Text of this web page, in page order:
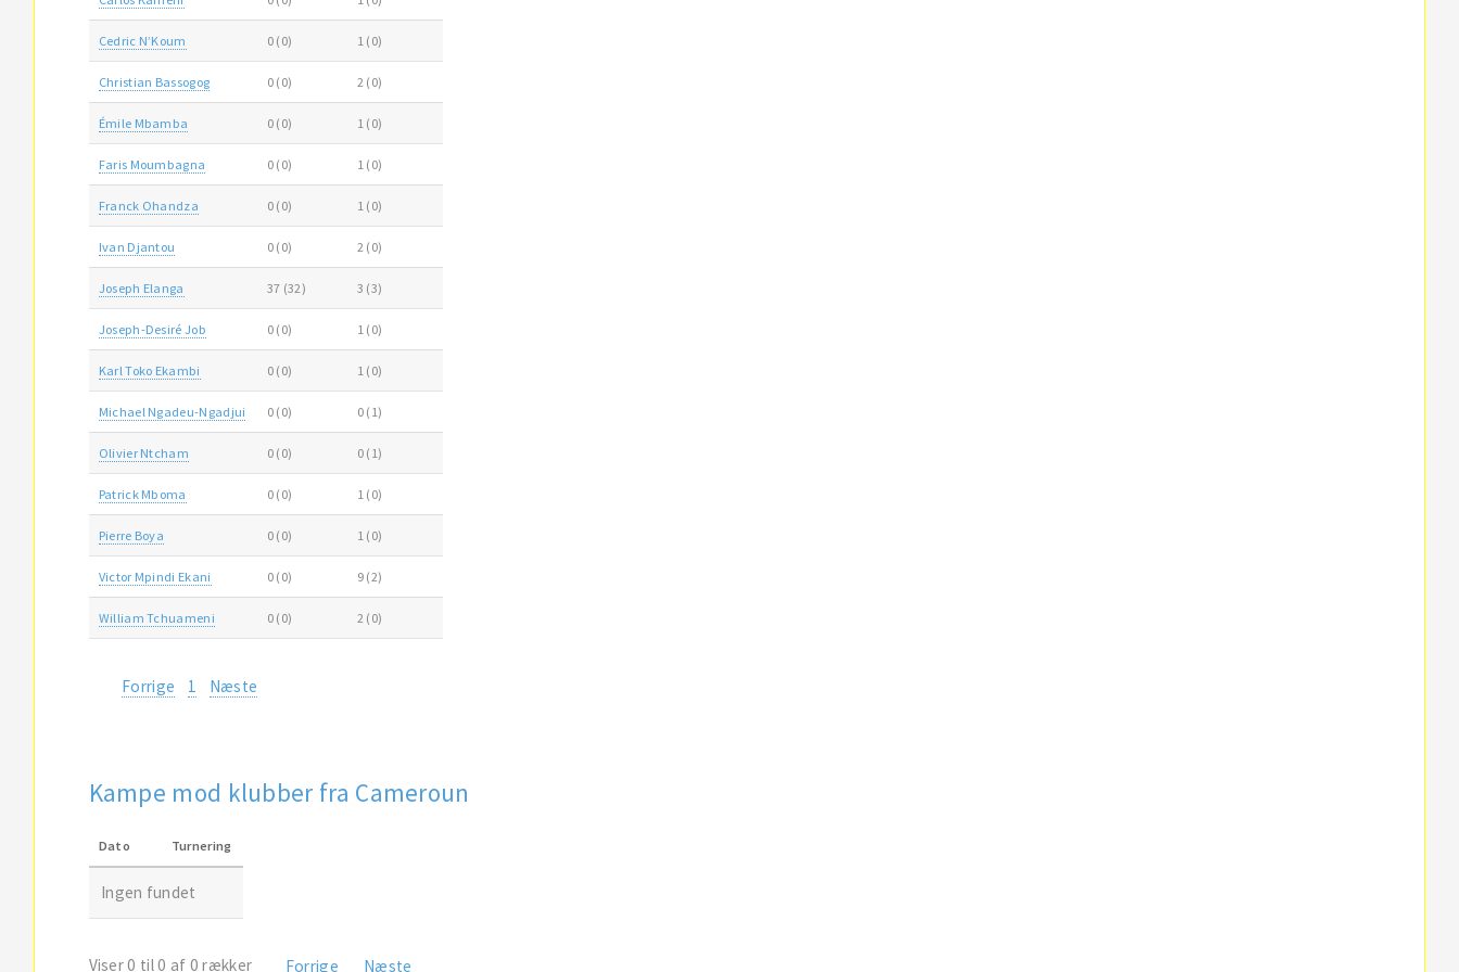
Cedric N’Koum 0 (0) 1 (0)
Christian Bassogog 0 (0) 2 (0)
Émile Mbamba 0 (0) 1 (0)
Faris Moumbagna 0 (0) 1 (0)
Franck Ohandza 0 (0) 1 (0)
Ivan Djantou 0 (0) 2 (0)
Joseph Elanga 37 (32) 3 (3)
Joseph-Desiré Job 0 (0) 1 (0)
Karl Toko Ekambi 0 (0) 1 (0)
Michael Ngadeu-Ngadjui 0 (0) 0 (1)
Olivier Ntcham 0 (0) 0 (1)
Patrick Mboma 0 (0) 1 (0)
Pierre Boya 0 (0) 1 (0)
Victor Mpindi Ekani 0 (0) 9 (2)
William Tchuameni 0 (0) 2 (0)
Forrige 1 Næste
Kampe mod klubber fra Cameroun
Dato Turnering
Ingen fundet
Viser 0 til 0 af 0 rækker Forrige Næste